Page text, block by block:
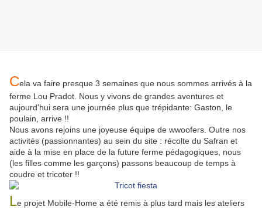
Cela va faire presque 3 semaines que nous sommes arrivés à la
ferme Lou Pradot. Nous y vivons de grandes aventures et
aujourd'hui sera une journée plus que trépidante: Gaston, le
poulain, arrive !!
Nous avons rejoins une joyeuse équipe de wwoofers. Outre nos
activités (passionnantes) au sein du site : récolte du Safran et
aide à la mise en place de la future ferme pédagogiques, nous
(les filles comme les garçons) passons beaucoup de temps à
coudre et tricoter !!
Le projet Mobile-Home a été remis à plus tard mais les ateliers